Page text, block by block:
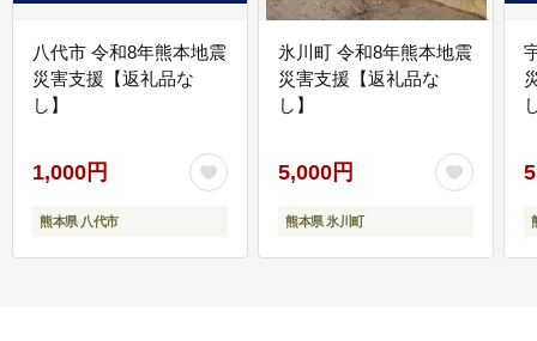
八代市 令和8年熊本地震
災害支援【返礼品な
し】
1,000円
熊本県 八代市
氷川町 令和8年熊本地震
災害支援【返礼品な
し】
5,000円
熊本県 氷川町